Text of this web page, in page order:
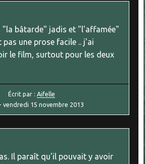
"la bâtarde" jadis et "l'affamée"
pas une prose facile .. j'ai
le film, surtout pour les deux
Écrit par :Aifelle
- vendredi 15 novembre 2013
Il paraît qu'il pouvait y avoir